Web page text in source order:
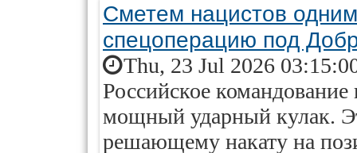
Сметем нацистов
спецоперацию под
Thu, 23 Jul 2026
Российское
мощный ударный кулак.
решающему накату на